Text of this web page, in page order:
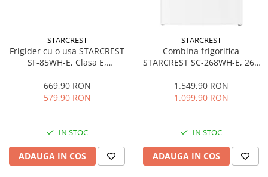
Uscatoare de par
Obiecte sanitare
Alte obiecte sanitare
STARCREST
Frigider cu o usa STARCREST
SF-85WH-E, Clasa E,
interioara, Compartiment
gheata, H 82 cm, Alb
669,90 RON
579,90 RON
IN STOC
ADAUGA IN COS
STARCREST
Combina frigorifica
STARCREST SC-268WH-E, 268
Termostat reglabil, Iluminare
LED, Picioare ajustabile, Usi
1.549,90 RON
1.099,90 RON
IN STOC
ADAUGA IN COS